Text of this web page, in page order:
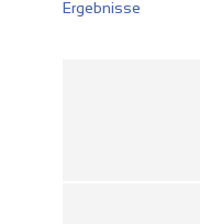
Ergebnisse